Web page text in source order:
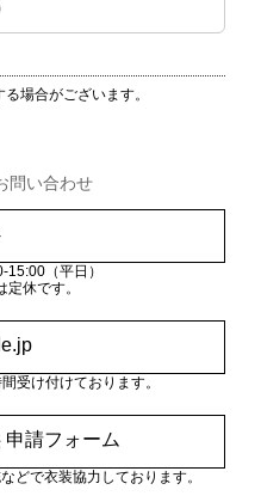
場合がございます。
問い合わせ
（平日）
休です。
受け付けております。
請フォーム
どで衣装協力しております。